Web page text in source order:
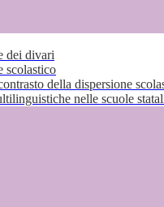
dei divari
scolastico
della dispersione
nelle scuole